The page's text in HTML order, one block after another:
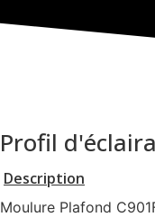
Profil
Description
Moulure Plafond